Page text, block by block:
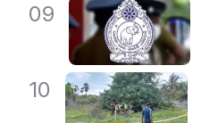
09
10